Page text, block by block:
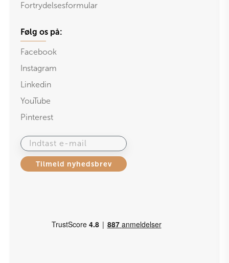
Fortrydelsesformular
Følg os på:
Facebook
Instagram
Linkedin
YouTube
Pinterest
Indtast e-mail
Tilmeld nyhedsbrev